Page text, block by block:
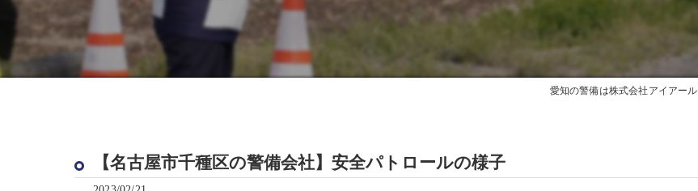
愛知の警備は株式会社アイアール
【名古屋市千種区の警備会社】安全パトロールの様子